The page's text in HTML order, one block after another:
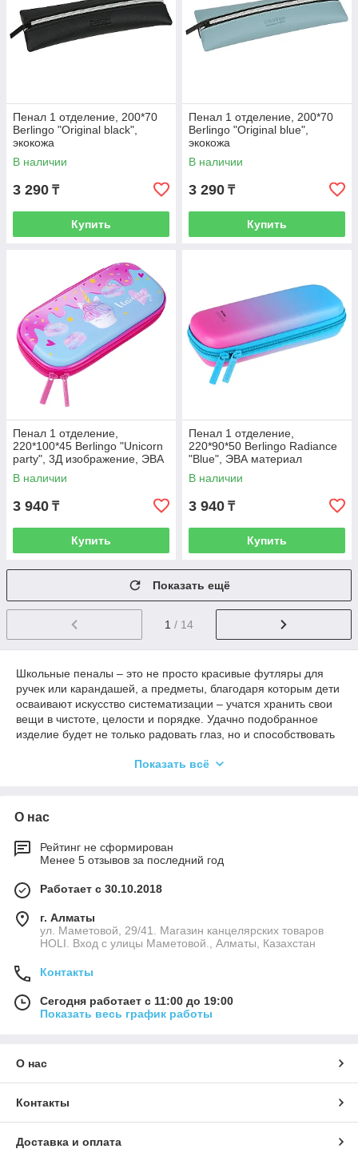
Пенал 1 отделение, 200*70
Berlingo "Original black",
экокожа
В наличии
3 290 ₸
Купить
Пенал 1 отделение, 200*70
Berlingo "Original blue",
экокожа
В наличии
3 290 ₸
Купить
Пенал 1 отделение,
220*100*45 Berlingo "Unicorn
party", 3Д изображение, ЭВА
материал
В наличии
3 940 ₸
Купить
Пенал 1 отделение,
220*90*50 Berlingo Radiance
"Blue", ЭВА материал
В наличии
3 940 ₸
Купить
Показать ещё
1 / 14
Школьные пеналы – это не просто красивые футляры для
ручек или карандашей, а предметы, благодаря которым дети
осваивают искусство систематизации – учатся хранить свои
вещи в чистоте, целости и порядке. Удачно подобранное
изделие будет не только радовать глаз, но и способствовать
Они нужны не только детям и подросткам, но и всем тем, кто
Выбор школьного пенала
Пеналами пользуются не только школьники. Они полезны
всем, кому приходится носить канцелярские предметы с
собой. Для учеников такие предметы просто необходимы.
Конечно, есть рюкзаки, в которых находятся специальные
отделения для канцелярских принадлежностей. Но ручки и
карандаши при падении портфеля могут сломаться. А это
письма, рисования и черчения непосредственно в
В нашем интернет-магазине «Grand Marlin» родители вместе
станет любимым и одновременно самым удобным для
вмещающие множество предметов;
девочек и малышей;
Показать всё
О нас
Рейтинг не сформирован
Менее 5 отзывов за последний год
Работает с 30.10.2018
г. Алматы
ул. Маметовой, 29/41. Магазин канцелярских товаров
HOLI. Вход с улицы Маметовой., Алматы, Казахстан
Контакты
Сегодня работает с 11:00 до 19:00
Показать весь график работы
О нас
Контакты
Доставка и оплата